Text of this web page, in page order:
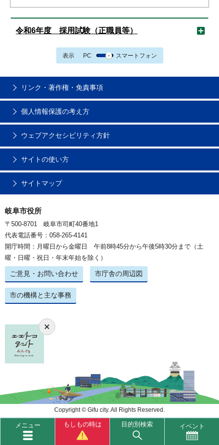
令和6年度 採用試験（正職員等）
表示 PC スマートフォン
メニュー もしもの時は 目的別検索 イベント
リンク・著作権・免責事項
個人情報保護の考え方
ウェブアクセシビリティ方針
サイトの使い方
サイトマップ
岐阜市役所
〒500-8701 岐阜市司町40番地1
代表電話番号：058-265-4141
開庁時間：月曜日から金曜日 午前8時45分から午後5時30分まで（土
曜・日曜・祝日・年末年始を除く）
ご意見・お問い合わせ 市庁舎の周辺図
市の機構と主な事務
Copyright © Gifu city. All Rights Reserved.